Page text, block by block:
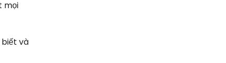
mọi
và